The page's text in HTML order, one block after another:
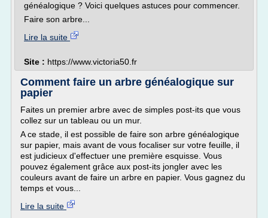
généalogique ? Voici quelques astuces pour commencer.
Faire son arbre...
Lire la suite
Site : https://www.victoria50.fr
Comment faire un arbre généalogique sur
papier
Faites un premier arbre avec de simples post-its que vous
collez sur un tableau ou un mur.
A ce stade, il est possible de faire son arbre généalogique
sur papier, mais avant de vous focaliser sur votre feuille, il
est judicieux d'effectuer une première esquisse. Vous
pouvez également grâce aux post-its jongler avec les
couleurs avant de faire un arbre en papier. Vous gagnez du
temps et vous...
Lire la suite